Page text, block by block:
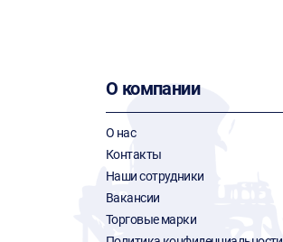
О компании
О нас
Контакты
Наши сотрудники
Вакансии
Торговые марки